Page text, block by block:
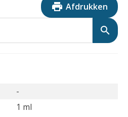
print Afdrukken
search
-
1 ml